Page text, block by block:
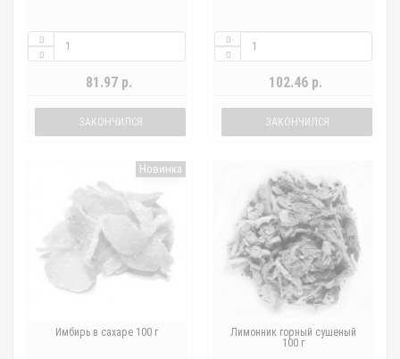
81.97 р.
ЗАКОНЧИЛСЯ
102.46 р.
ЗАКОНЧИЛСЯ
Новинка
Имбирь в сахаре 100 г
Лимонник горный сушеный
100 г